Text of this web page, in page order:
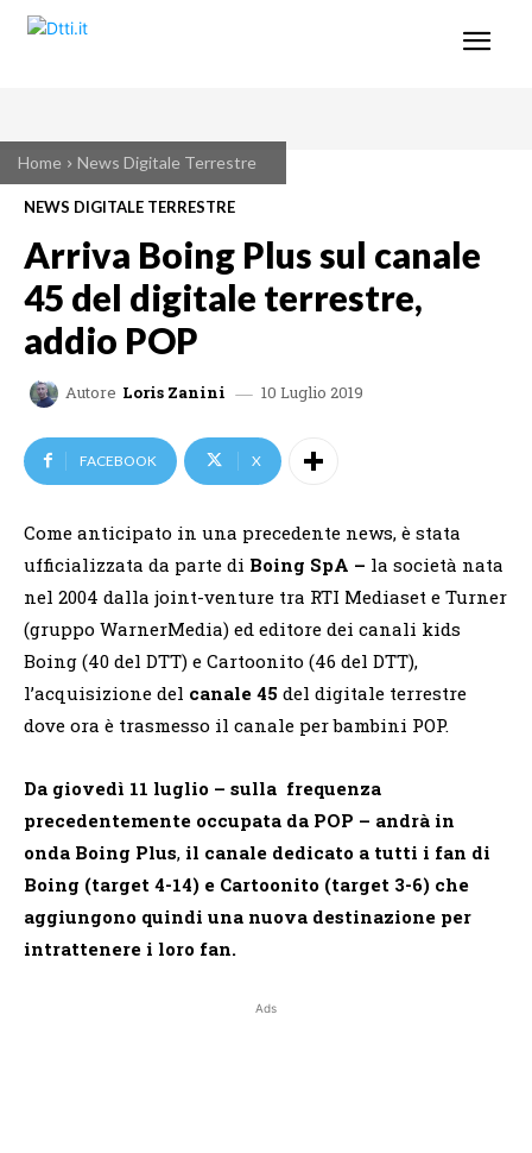
Home News Digitale Terrestre
NEWS DIGITALE TERRESTRE
Arriva Boing Plus sul canale
45 del digitale terrestre,
addio POP
Autore Loris Zanini 10 Luglio 2019
FACEBOOK X
Come anticipato in una precedente news, è stata
ufficializzata da parte di Boing SpA – la società nata
nel 2004 dalla joint-venture tra RTI Mediaset e Turner
(gruppo WarnerMedia) ed editore dei canali kids
Boing (40 del DTT) e Cartoonito (46 del DTT),
l’acquisizione del canale 45 del digitale terrestre
dove ora è trasmesso il canale per bambini POP.
Da giovedì 11 luglio – sulla frequenza
precedentemente occupata da POP – andrà in
onda Boing Plus, il canale dedicato a tutti i fan di
Boing (target 4-14) e Cartoonito (target 3-6) che
aggiungono quindi una nuova destinazione per
intrattenere i loro fan.
Ads